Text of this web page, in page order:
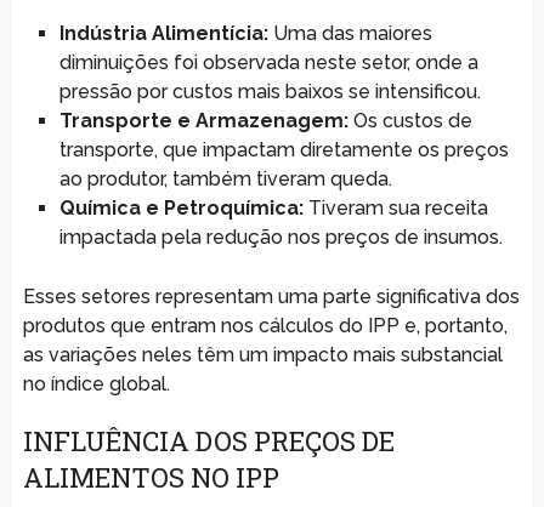
Indústria Alimentícia:Uma das maiores
diminuições foi observada neste setor, onde a
pressão por custos mais baixos se intensificou.
Transporte e Armazenagem:Os custos de
transporte, que impactam diretamente os preços
ao produtor, também tiveram queda.
Química e Petroquímica:Tiveram sua receita
impactada pela redução nos preços de insumos.
Esses setores representam uma parte significativa dos
produtos que entram nos cálculos do IPP e, portanto,
as variações neles têm um impacto mais substancial
no índice global.
INFLUÊNCIA DOS PREÇOS DE
ALIMENTOS NO IPP